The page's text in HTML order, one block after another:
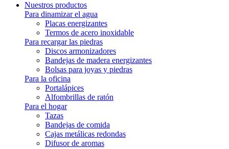
Nuestros productos
Para dinamizar el agua
Placas energizantes
Termos de acero inoxidable
Para recargar las piedras
Discos armonizadores
Bandejas de madera energizantes
Bolsas para joyas y piedras
Para la oficina
Portalápices
Alfombrillas de ratón
Para el hogar
Tazas
Bandejas de comida
Cajas metálicas redondas
Difusor de aromas